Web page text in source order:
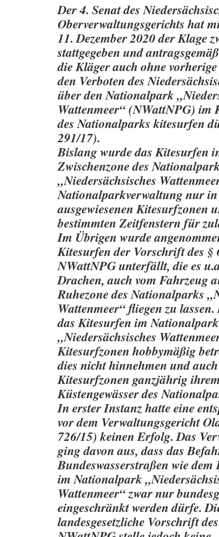
Der 4. Senat des
Oberverwaltungsgerichts hat
11. Dezember 2020 der Klage
stattgegeben und
die Kläger auch ohne
den Verboten des
über den Nationalpark
Wattenmeer“ (NWattNPG) im
des Nationalparks kitesurfen
291/17).
Bislang wurde das Kitesurfen
Zwischenzone des
„Niedersächsisches
Nationalparkverwaltung nur in
ausgewiesenen Kitesurfzonen
bestimmten Zeitfenstern für
Im Übrigen wurde
Kitesurfen der Vorschrift des §
NWattNPG unterfällt, die es
Drachen, auch vom Fahrzeug
Ruhezone des Nationalparks
Wattenmeer“ fliegen zu
das Kitesurfen im Nationalpark
„Niedersächsisches
Kitesurfzonen hobbymäßig
dies nicht hinnehmen und
Kitesurfzonen ganzjährig
Küstengewässer des
In erster Instanz hatte eine
vor dem Verwaltungsgericht
726/15) keinen Erfolg. Das
ging davon aus, dass das
Bundeswasserstraßen wie dem
im Nationalpark
Wattenmeer“ zwar nur
eingeschränkt werden dürfe.
landesgesetzliche Vorschrift